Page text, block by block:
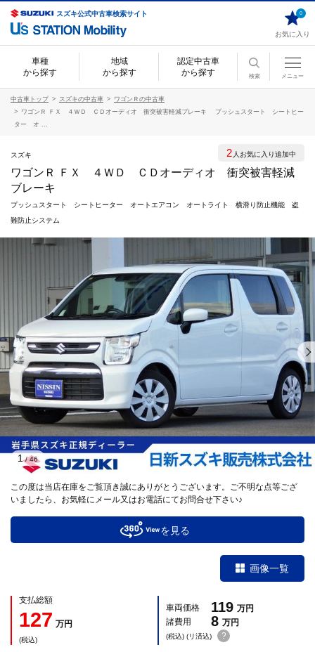
スズキ公式中古車検索サイト
お気に入り
0
車種
から探す
地域
から探す
認定中古車
から探す
検索 メニュー
中古車トップ スズキの中古車
ワゴンＲの中古車
ワゴンＲ ＦＸ ４ＷＤ ＣＤオーディオ 衝突被害軽減ブレーキ プッシュスタート シートヒー
ター オ ...
スズキ
ワゴンＲ ＦＸ ４ＷＤ ＣＤオーディオ 衝突被害軽減
ブレーキ
プッシュスタート シートヒーター オートエアコン オートライト 横滑り防止機能 盗
難防止システム
この度は当店在庫をご覧頂き誠にありがとうございます。ご不明な点等ござ
いましたら、お気軽にメール又はお電話にてお問合せ下さい♪
1/46
を見る
画像一覧
支払総額
127 万円
(税込)
車両価格 119 万円
諸費用
8 万円
(税込) (リ済込) ?
2 人お気に入り追加中